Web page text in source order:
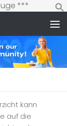
***
kann
auf die